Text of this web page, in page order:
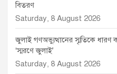
বিতরণ
Saturday, 8 August 2026
জুলাই গণঅভ্যুত্থানের স্মৃতিকে
‘স্মরণে জুলাই’
Saturday, 8 August 2026